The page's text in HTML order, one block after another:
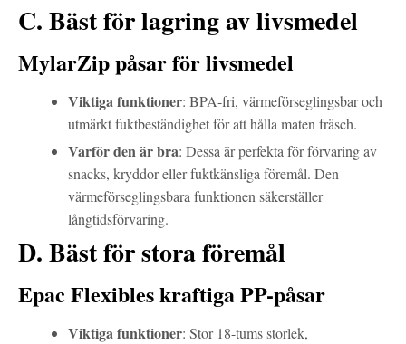
C. Bäst för lagring av livsmedel
MylarZip påsar för livsmedel
Viktiga funktioner: BPA-fri, värmeförseglingsbar och
utmärkt fuktbeständighet för att hålla maten fräsch.
Varför den är bra: Dessa är perfekta för förvaring av
snacks, kryddor eller fuktkänsliga föremål. Den
värmeförseglingsbara funktionen säkerställer
långtidsförvaring.
D. Bäst för stora föremål
Epac Flexibles kraftiga PP-påsar
Viktiga funktioner: Stor 18-tums storlek,